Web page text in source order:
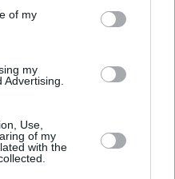
nuevo en este sitio web o
of my
my
Use,
of my
with the